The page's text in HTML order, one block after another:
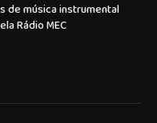
de música instrumental
Rádio MEC